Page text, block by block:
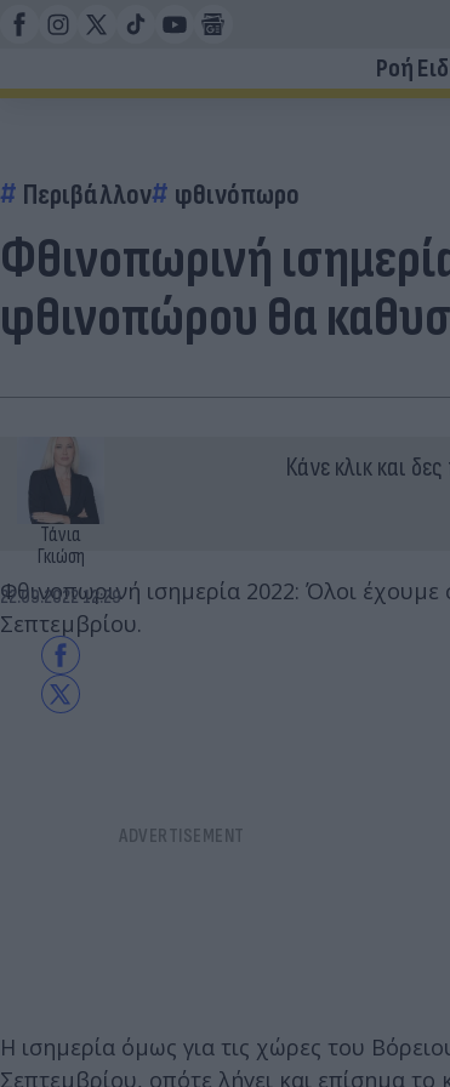
Ροή
Περιβάλλον φθινόπωρο
Φθινοπωρινή
φθινοπώρου θα
Τάνια
Γκιώση
22.09.2022 12:29
Κάνε κλικ και
Φθινοπωρινή ισημερία 2022: Όλοι
Σεπτεμβρίου.
Η ισημερία όμως για τις χώρες του
Σεπτεμβρίου, οπότε λήγει και επίσημα το